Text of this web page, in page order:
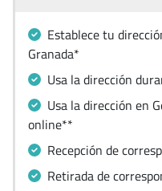
Establece tu
Granada*
Usa la dirección
Usa la dirección en
online**
Recepción de
Retirada de